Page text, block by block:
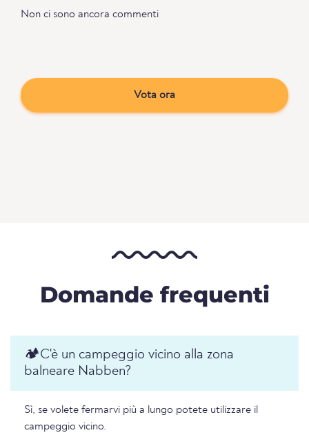
Non ci sono ancora commenti
Vota ora
Domande frequenti
🏕️️C'è un campeggio vicino alla zona
balneare Nabben?
Sì, se volete fermarvi più a lungo potete utilizzare il
campeggio vicino.